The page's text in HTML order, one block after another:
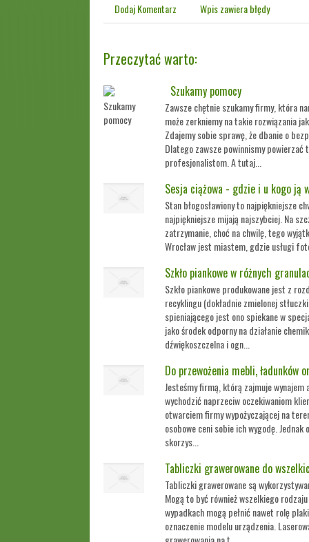
Dodaj Komentarz Wpis zawiera błędy
Przeczytać warto:
Szukamy pomocy
Zawsze chętnie szukamy firmy, która
może zerkniemy na takie rozwiązania
Zdajemy sobie sprawę, że dbanie o
Dlatego zawsze powinnismy
profesjonalistom. A tutaj...
Sesja ciążowa - gdzie i u kogo ją
Stan błogosławiony to najpiękniejsze
najpiękniejsze mijają najszybciej. Na
zatrzymanie, choć na chwilę, tego
Wrocław jest miastem, gdzie usługi
Szkło piankowe w różnych
Szkło piankowe produkowane jest z
recyklingu (dokładnie zmielonej
spieniającego jest ono spiekane w
jako środek odporny na działanie
dźwiękoszczelna i ogn...
Do przewożenia mebli, ładunków
Jesteśmy firmą, którą zajmuje
wychodzić naprzeciw oczekiwaniom
otwarciem firmy wypożyczającej na
osobowe ceni sobie ich wygodę.
skorzys...
Tabliczki grawerowane do
Tabliczki grawerowane są
Mogą to być również wszelkiego
wypadkach mogą pełnić nawet rolę
oznaczenie modelu urządzenia.